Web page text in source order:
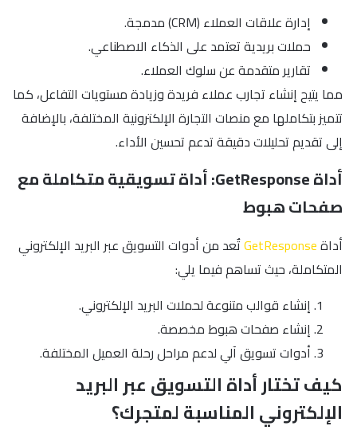
إدارة علاقات العملاء (CRM) مدمجة.
حملات بريدية تعتمد على الذكاء الاصطناعي.
تقارير متقدمة عن سلوك العملاء.
مما يتيح إنشاء تجارب عملاء فريدة وزيادة مستويات التفاعل، كما
تتميز بتكاملها مع منصات التجارة الإلكترونية المختلفة، بالإضافة
إلى تقديم تحليلات دقيقة تدعم تحسين الأداء.
أداة GetResponse: أداة تسويقية متكاملة مع
صفحات هبوط
أداةGetResponseتٌعد من أدوات التسويق عبر البريد الإلكتروني
المتكاملة، حيث تساهم فيما يلي:
إنشاء قوالب متنوعة لحملات البريد الإلكتروني.
إنشاء صفحات هبوط مخصصة.
أدوات تسويق آلي لدعم مراحل رحلة العميل المختلفة.
كيف تختار أداة التسويق عبر البريد
الإلكتروني المناسبة لمتجرك؟